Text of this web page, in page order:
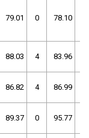
79.01 0 78.10
88.03 4 83.96
86.82 4 86.99
89.37 0 95.77